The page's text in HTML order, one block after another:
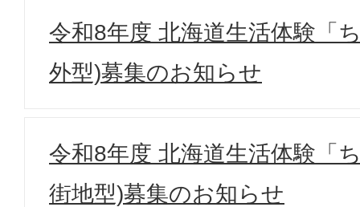
令和8年度 北海道生活体験「
外型)募集のお知らせ
令和8年度 北海道生活体験「
街地型)募集のお知らせ